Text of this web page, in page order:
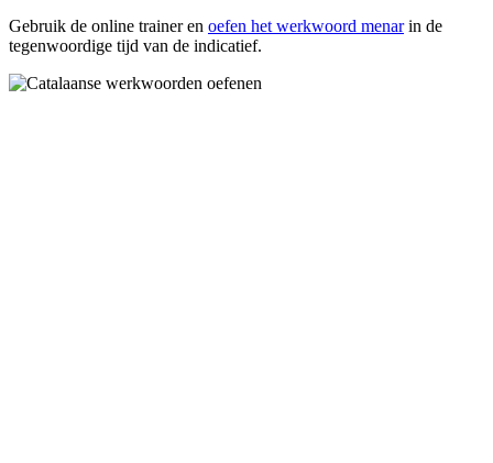
Gebruik de online trainer en oefen het werkwoord menarin de
tegenwoordige tijd van de indicatief.